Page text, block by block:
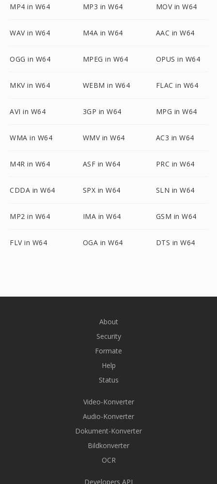
MP4 in W64 MP3 in W64 MOV in W64
WAV in W64 M4A in W64 AAC in W64
OGG in W64 MPEG in W64 OPUS in W64
MKV in W64 WEBM in W64 FLAC in W64
AVI in W64 3GP in W64 MPG in W64
WMA in W64 WMV in W64 AC3 in W64
M4R in W64 ASF in W64 PRC in W64
CDDA in W64 SPX in W64 SLN in W64
MP2 in W64 IMA in W64 GSM in W64
FLV in W64 OGA in W64 DTS in W64
About
Security
Formate
Help
Status
Video-Konverter
Audio-Konverter
Dokument-Konverter
Bildkonverter
OCR
Developers API